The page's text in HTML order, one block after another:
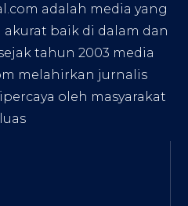
adalah media yang
baik di dalam dan
tahun 2003 media
melahirkan jurnalis
oleh masyarakat
luas